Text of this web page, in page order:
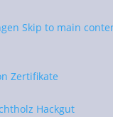
Skip to main
Zertifikate
Hackgut